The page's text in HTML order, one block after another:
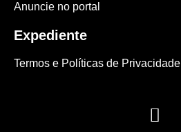
Anuncie no portal
Expediente
Termos e Políticas de Privacidade